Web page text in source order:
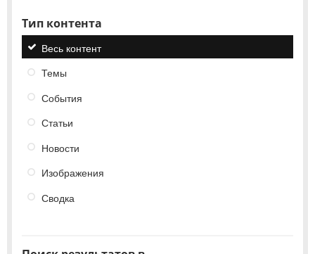
Тип контента
Весь контент
Темы
События
Статьи
Новости
Изображения
Сводка